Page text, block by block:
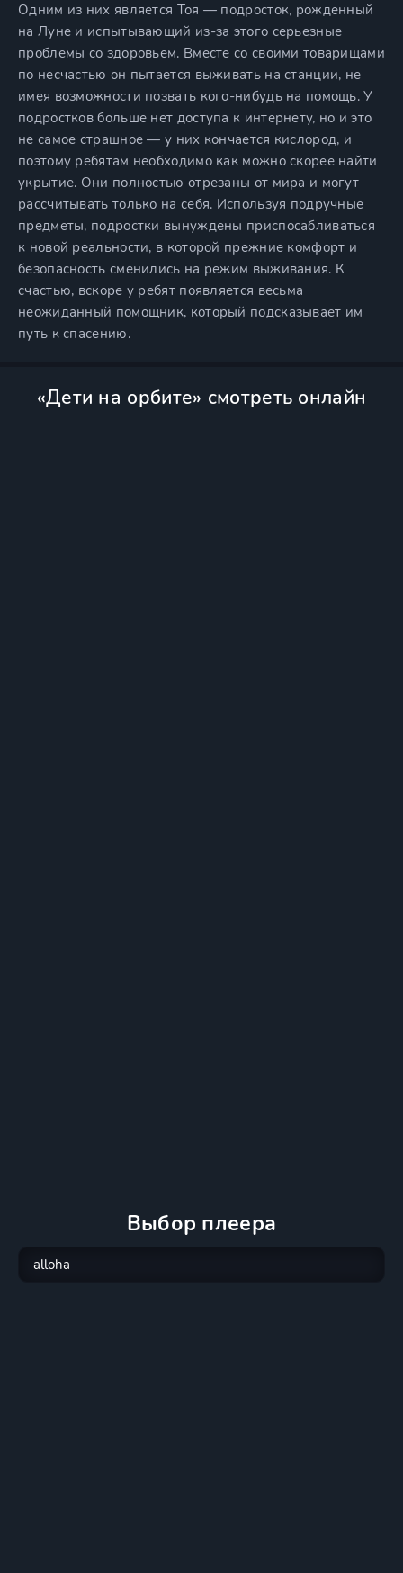
Одним из них является Тоя — подросток, рожденный
на Луне и испытывающий из-за этого серьезные
проблемы со здоровьем. Вместе со своими товарищами
по несчастью он пытается выживать на станции, не
имея возможности позвать кого-нибудь на помощь. У
подростков больше нет доступа к интернету, но и это
не самое страшное — у них кончается кислород, и
поэтому ребятам необходимо как можно скорее найти
укрытие. Они полностью отрезаны от мира и могут
рассчитывать только на себя. Используя подручные
предметы, подростки вынуждены приспосабливаться
к новой реальности, в которой прежние комфорт и
безопасность сменились на режим выживания. К
счастью, вскоре у ребят появляется весьма
неожиданный помощник, который подсказывает им
путь к спасению.
«Дети на орбите» смотреть онлайн
Выбор плеера